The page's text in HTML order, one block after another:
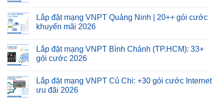
Lắp đặt mạng VNPT Quảng Ninh | 20++ gói cước
khuyến mãi 2026
Lắp đặt mạng VNPT Bình Chánh (TP.HCM): 33+
gói cước 2026
Lắp đặt mạng VNPT Củ Chi: +30 gói cước Internet
ưu đãi 2026